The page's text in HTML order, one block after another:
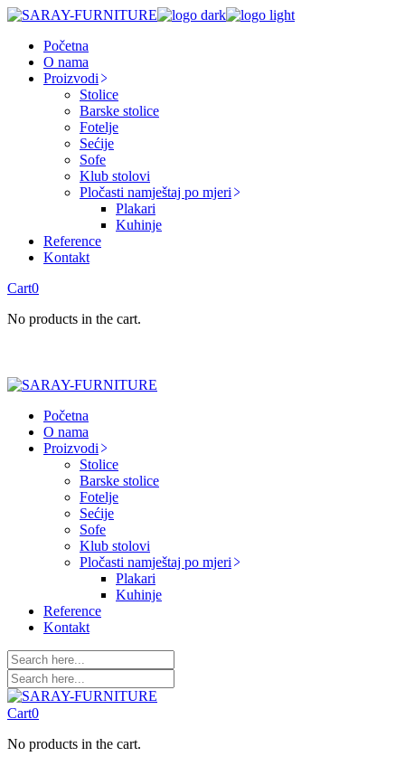
Skip
content
Početna
O nama
Proizvodi
Stolice
Barske stolice
Fotelje
Sećije
Sofe
Klub stolovi
Pločasti namještaj po mjeri
Plakari
Kuhinje
Reference
Kontakt
Cart0
No products in the cart.
Početna
O nama
Proizvodi
Stolice
Barske stolice
Fotelje
Sećije
Sofe
Klub stolovi
Pločasti namještaj po mjeri
Plakari
Kuhinje
Reference
Kontakt
Cart0
No products in the cart.